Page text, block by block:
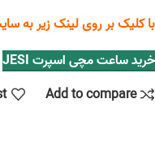
با کلیک بر روی لینک زیر به
خرید ساعت مچی اسپرت JESI
Add to compare